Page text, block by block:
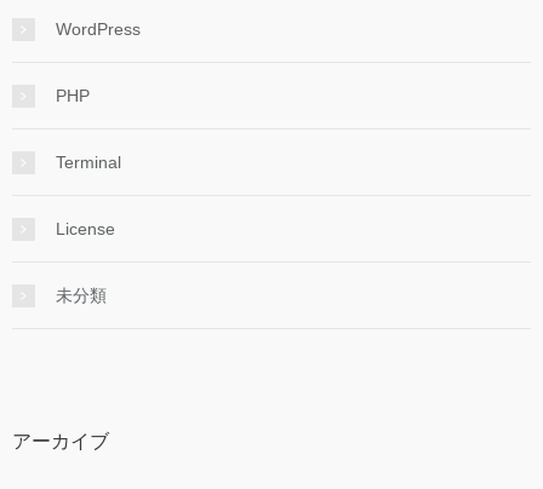
WordPress
PHP
Terminal
License
未分類
アーカイブ